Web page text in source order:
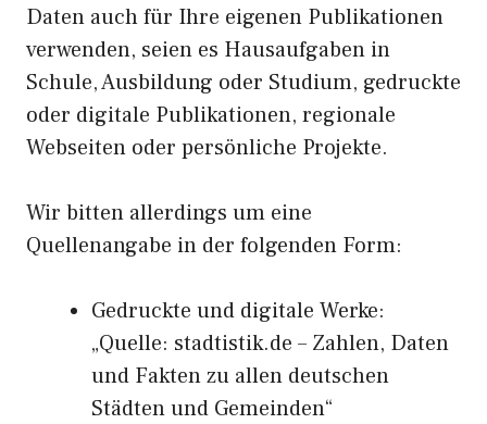
Daten auch für Ihre eigenen Publikationen
verwenden, seien es Hausaufgaben in
Schule, Ausbildung oder Studium, gedruckte
oder digitale Publikationen, regionale
Webseiten oder persönliche Projekte.
Wir bitten allerdings um eine
Quellenangabe in der folgenden Form:
Gedruckte und digitale Werke:
„Quelle: stadtistik.de – Zahlen, Daten
und Fakten zu allen deutschen
Städten und Gemeinden“